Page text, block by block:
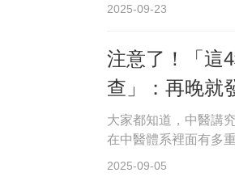
2025-09-23
注意了！「這
查」：再晚就
大家都知道，中醫講
在中醫體系裡面有多
2025-09-05